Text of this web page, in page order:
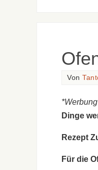
Von
Dinge
Rezept
Für die